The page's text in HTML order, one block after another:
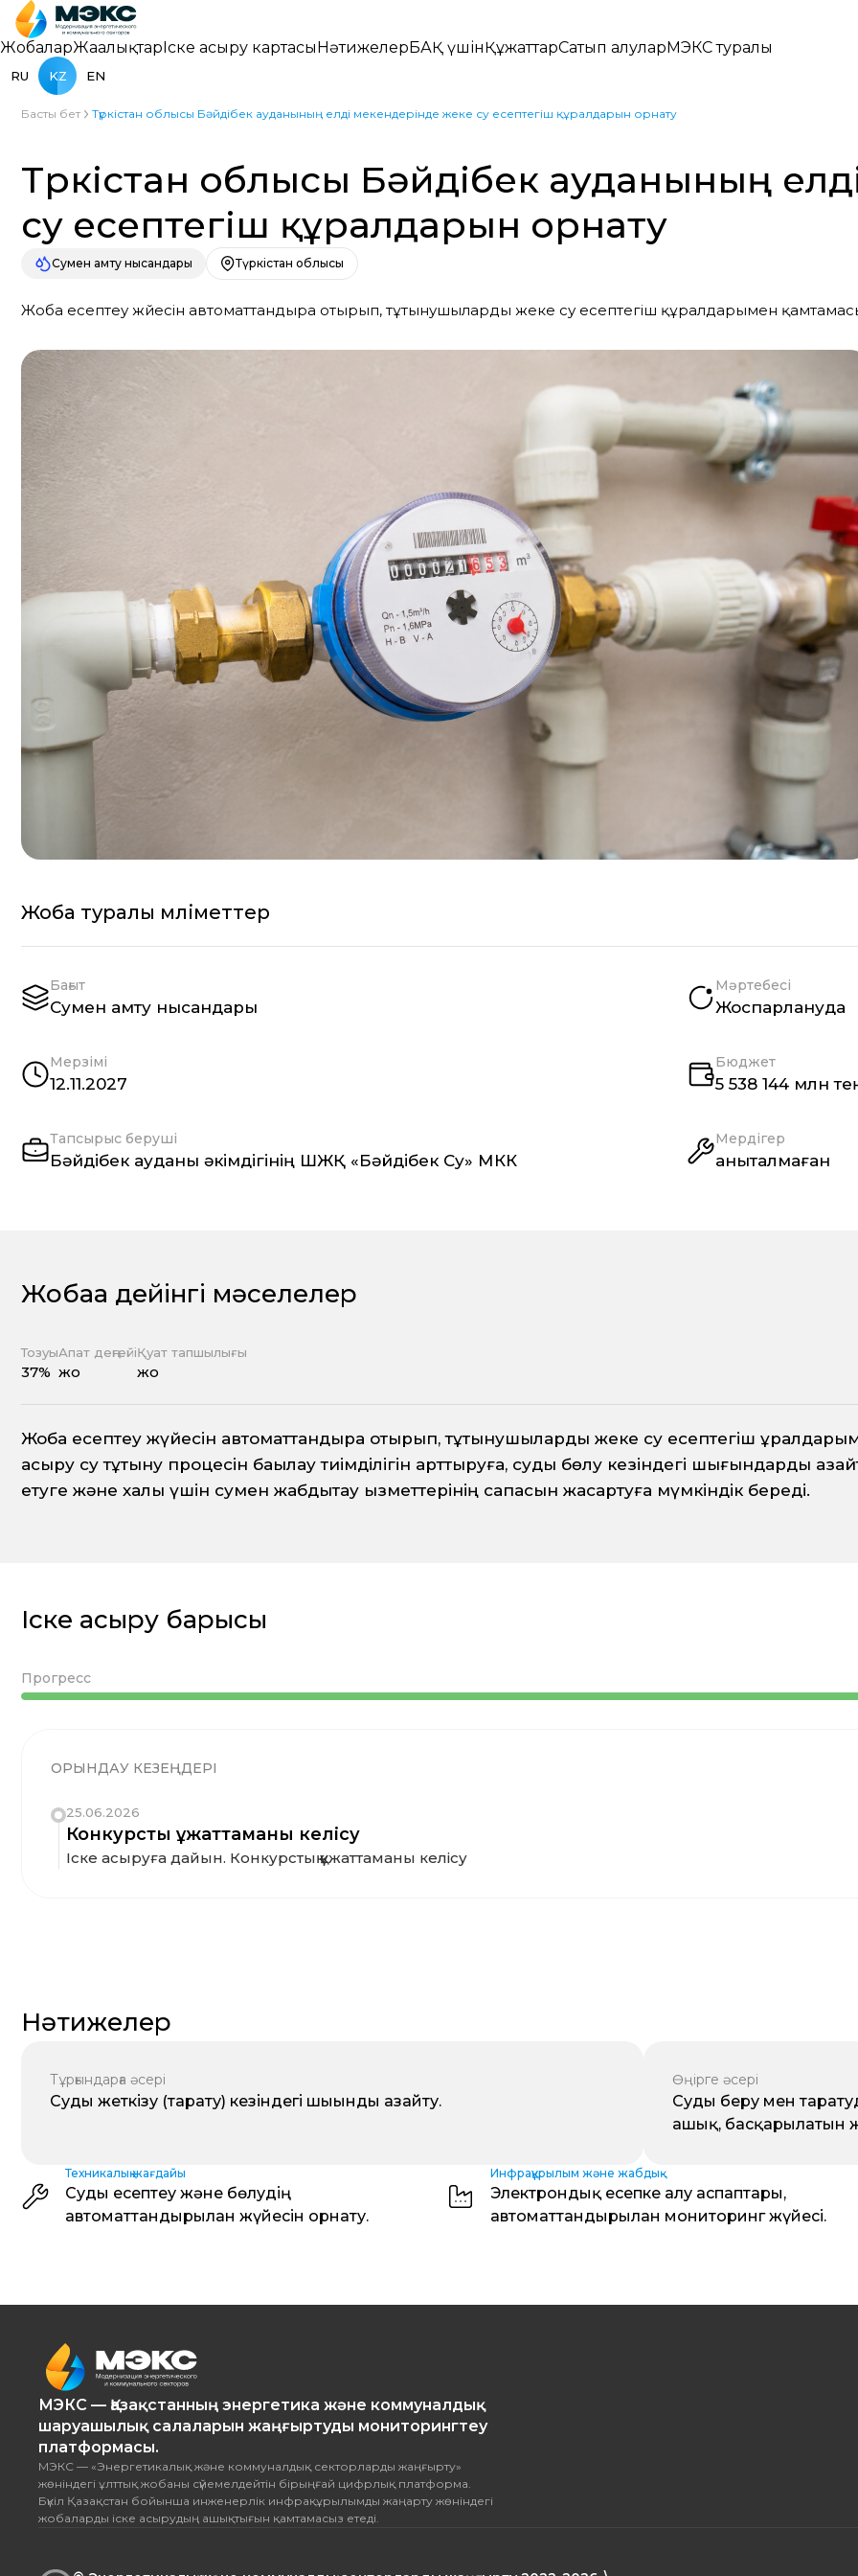
ЖобаларЖаңалықтарІске асыру картасыНәтижелерБАҚ үшінҚұжаттарСатып алуларМЭКС туралы
RU KZ EN
Басты бет Түркістан облысы Бәйдібек ауданының елді мекендерінде жеке су есептегіш құралдарын орнату
Түркістан облысы Бәйдібек ауданының
су есептегіш құралдарын орнату
Сумен қамту нысандары Түркістан облысы
Жоба есептеу жүйесін автоматтандыра отырып, тұтынушыларды жеке су есептегіш құралдарымен
Жоба туралы мәліметтер
Бағыт
Сумен қамту нысандары
Мәртебесі
Жоспарлануда
Мерзімі
12.11.2027
Бюджет
5 538 144 млн
Тапсырыс беруші
Бәйдібек ауданы әкімдігінің ШЖҚ «Бәйдібек Су» МКК
Мердігер
анықталмаған
Жобаға дейінгі мәселелер
Тозуы
37%
Апат деңгейі
жоқ
Қуат тапшылығы
жоқ
Жоба есептеу жүйесін автоматтандыра отырып, тұтынушыларды жеке су есептегіш
асыру су тұтыну процесін бақылау тиімділігін арттыруға, суды бөлу кезіндегі шығындарды
етуге және халық үшін сумен жабдықтау қызметтерінің сапасын жақсартуға мүмкіндік береді.
Іске асыру барысы
Прогресс
ОРЫНДАУ КЕЗЕҢДЕРІ
25.06.2026
Конкурстық құжаттаманы келісу
Іске асыруға дайын. Конкурстық құжаттаманы келісу
Нәтижелер
Тұрғындарға әсері
Суды жеткізу (тарату) кезіндегі шығынды азайту.
Өңірге әсері
Суды беру мен
ашық, басқарылатын
Техникалық жағдайы
Суды есептеу және бөлудің
автоматтандырылған жүйесін орнату.
Инфрақұрылым және жабдық
Электрондық есепке алу аспаптары,
автоматтандырылған мониторинг жүйесі.
МЭКС — Қазақстанның энергетика және коммуналдық
шаруашылық салаларын жаңғыртуды мониторингтеу
платформасы.
МЭКС — «Энергетикалық және коммуналдық секторларды жаңғырту»
жөніндегі ұлттық жобаны сүйемелдейтін бірыңғай цифрлық платформа.
Бүкіл Қазақстан бойынша инженерлік инфрақұрылымды жаңарту жөніндегі
жобаларды іске асырудың ашықтығын қамтамасыз етеді.